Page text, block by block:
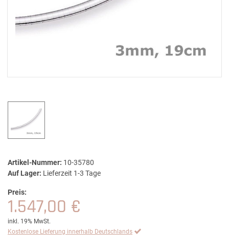
Artikel-Nummer: 10-35780
Auf Lager: Lieferzeit 1-3 Tage
Preis:
1.547,00 €
inkl. 19% MwSt.
Kostenlose Lieferung innerhalb Deutschlands